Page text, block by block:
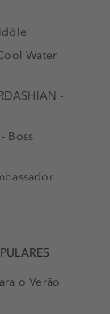
Water
-
Boss
o Verão